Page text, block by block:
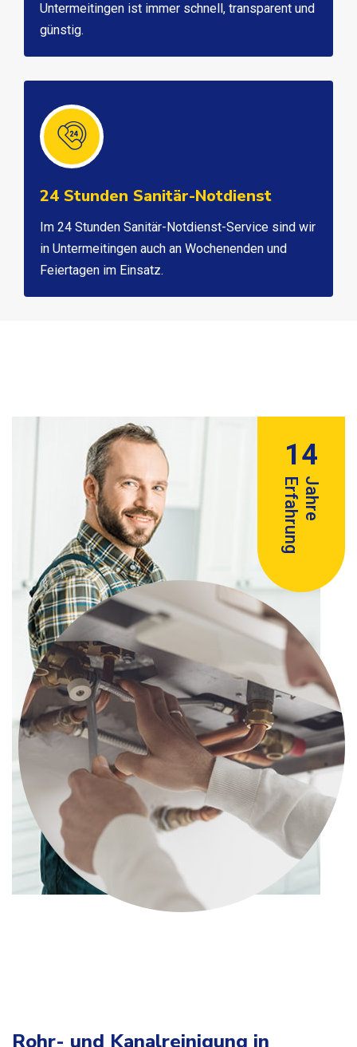
Untermeitingen ist immer schnell, transparent und
günstig.
24 Stunden Sanitär-Notdienst
Im 24 Stunden Sanitär-Notdienst-Service sind wir
in Untermeitingen auch an Wochenenden und
Feiertagen im Einsatz.
14
Jahre
Erfahrung
Rohr- und Kanalreinigung in